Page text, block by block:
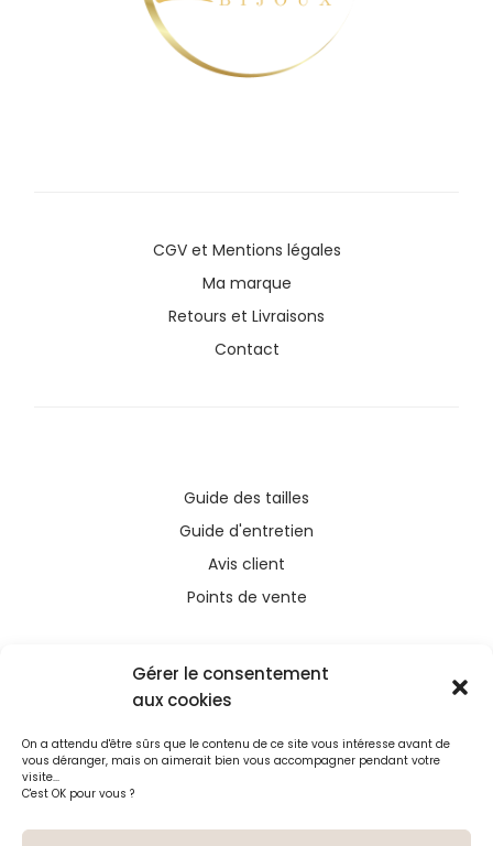
Gérer le consentement
aux cookies
On a attendu d'être sûrs que le contenu de ce site vous intéresse avant de
vous déranger, mais on aimerait bien vous accompagner pendant votre
visite...
C'est OK pour vous ?
CGVet Mentions légales
Ma marque
Retours et Livraisons
Contact
Guide des tailles
Guide d'entretien
Avis client
Points de vente
UE), dans le cadre de la réponse de l’Union
européenne à la pandémie COVID-19. L’Europe
s’engage à La Réunion